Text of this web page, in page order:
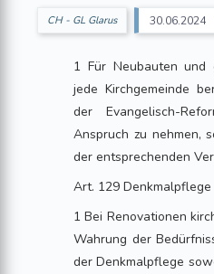
CH - GL Glarus
1 Für Neubauten und
jede Kirchgemeinde
der Evangelisch-
Anspruch zu nehmen,
der entsprechenden
Art. 129 Denkmalpflege
1 Bei Renovationen
Wahrung der
der Denkmalpflege